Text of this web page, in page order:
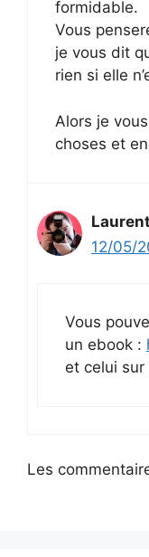
formidable.
Vous
je vous dit
rien si elle
Alors je
choses et
12/05/
Vous
un ebook :
et celui
Les